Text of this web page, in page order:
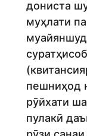
дониста
муҳлати
пешниҳод
рӯйхати
пулакӣ